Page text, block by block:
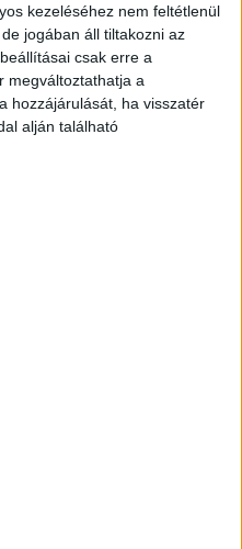
kezeléséhez nem feltétlenül
jogában áll tiltakozni az
csak erre a
megváltoztathatja a
hozzájárulását, ha visszatér
alján található
– érkezik az olcsóbb